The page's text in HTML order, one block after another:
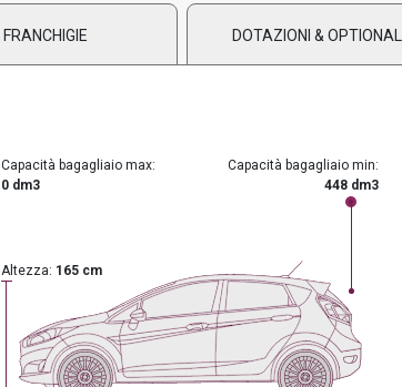
FRANCHIGIE DOTAZIONI & OPTIONAL
Capacità bagagliaio max:
0 dm3
Capacità bagagliaio min:
448 dm3
Altezza: 165 cm